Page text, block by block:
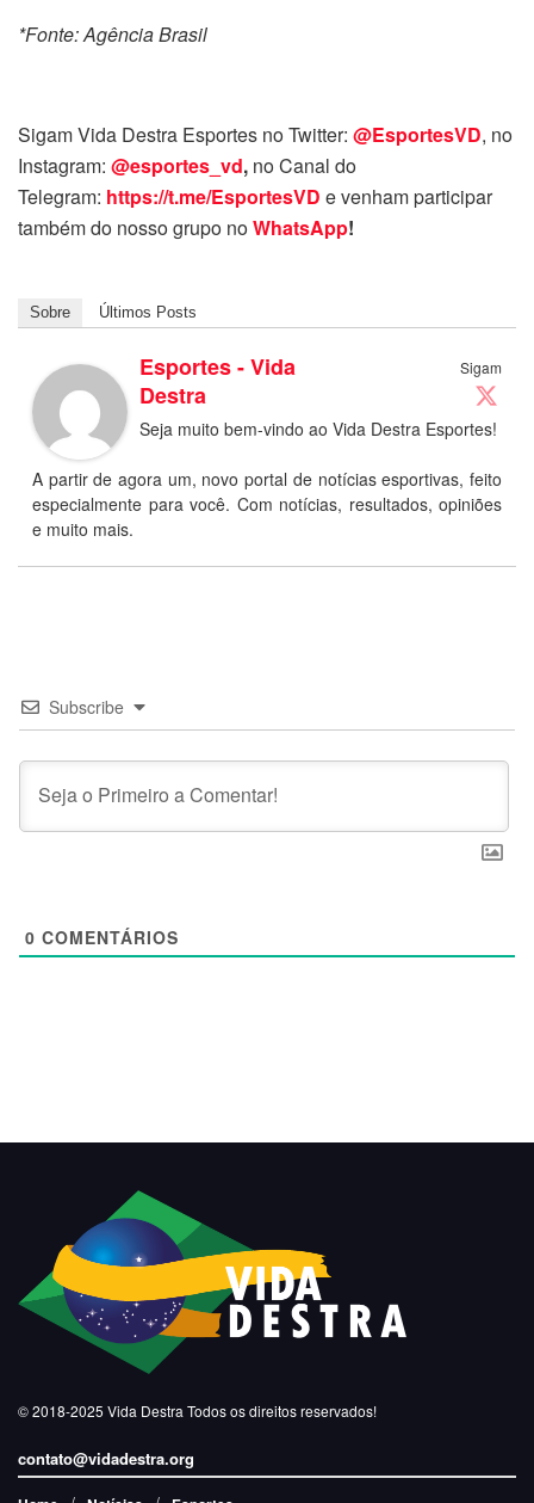
*Fonte: Agência Brasil
Sigam Vida Destra Esportes no Twitter: @EsportesVD, no
Instagram: @esportes_vd, no Canal do
Telegram: https://t.me/EsportesVD e venham participar
também do nosso grupo noWhatsApp!
Sobre Últimos Posts
Sigam
Esportes - Vida
Destra
Seja muito bem-vindo ao Vida Destra Esportes!
A partir de agora um, novo portal de notícias esportivas, feito
especialmente para você. Com notícias, resultados, opiniões
e muito mais.
Subscribe
0 COMENTÁRIOS
© 2018-2025 Vida Destra Todos os direitos reservados!
contato@vidadestra.org